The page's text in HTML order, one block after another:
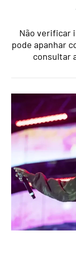
Não verificar
pode apanhar
consultar